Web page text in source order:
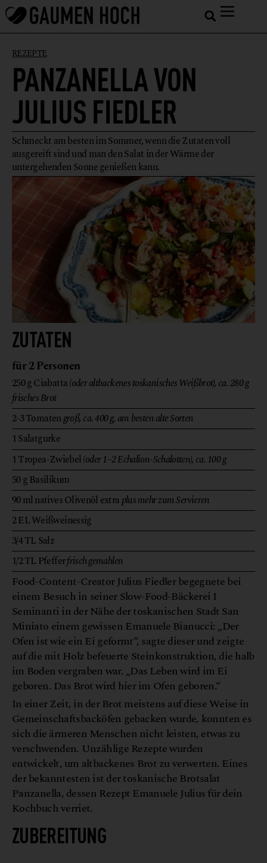
REZEPTE
PANZANELLA VON
JULIUS FIEDLER
Schmeckt am besten im Sommer, wenn die Zutaten voll
ausgereift sind und man den Salat in der Wärme der
untergehenden Sonne genießen kann.
©
Food-Content-Creator Julius Fiedler begegnete bei
einem Besuch in seiner Slow-Food-Bäckerei I
Seminanti in der Nähe der toskanischen Stadt San
Miniato einem gewissen Emanuele Bianucci: „Der
Ofen ist wie ein Ei geformt“, sagte dieser und zeigte
auf die mit Holz befeuerte Steinkonstruktion, die halb
im Boden vergraben war. „Das Leben wird im Ei
geboren. Das Brot wird hier im Ofen geboren.“
In einer Zeit, in der Brot meistens auf diese Weise in
Gemeinschaftsbacköfen gebacken wurde, konnten es
sich die ärmeren Menschen nicht leisten, etwas zu
verschwenden. Unzählige Rezepte wurden
entwickelt, um altbackenes Brot zu verwerten. Eines
der bekanntesten ist der toskanische Brotsalat
Panzanella, dessen Rezept Emanuele Julius für dein
Kochbuch verriet.
ZUBEREITUNG
ZUTATEN
für 2 Personen
250gCiabatta(oder altbackenes toskanisches Weißbrot), ca. 280 g
frisches Brot
2-3Tomatengroß, ca. 400 g, am besten alte Sorten
1 Salatgurke
1 Tropea-Zwiebel(oder 1–2 Echalion-Schalotten), ca. 100 g
50g Basilikum
90mlnatives Olivenöl extra plus mehr zum Servieren
2ELWeißweinessig
3/4TL Salz
1/2TL Pfefferfrisch gemahlen